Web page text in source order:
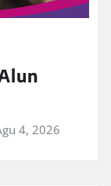
4, 2026